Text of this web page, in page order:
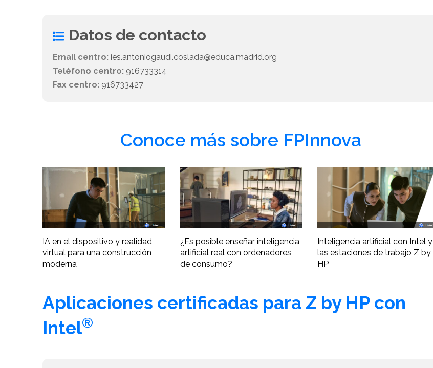
Datos de contacto
Email centro: ies.antoniogaudi.coslada@educa.madrid.org
Teléfono centro: 916733314
Fax centro: 916733427
Conoce más sobre FPInnova
IA en el dispositivo y realidad
virtual para una construcción
moderna
¿Es posible enseñar inteligencia
artificial real con ordenadores
de consumo?
Inteligencia artificial con Intel y
las estaciones de trabajo Z by
HP
Aplicaciones certificadas para Z by HP con
Intel®